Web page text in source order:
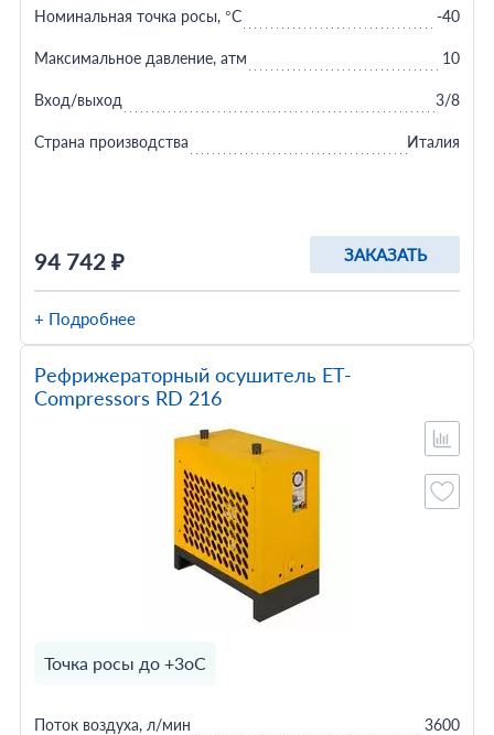
94 742 ₽ ЗАКАЗАТЬ
Номинальная точка росы, °C -40
Максимальное давление, атм 10
Вход/выход 3/8
Страна производства Италия
+ Подробнее
Рефрижераторный осушитель ET-
Compressors RD 216
Точка росы до +3оС
Поток воздуха, л/мин 3600